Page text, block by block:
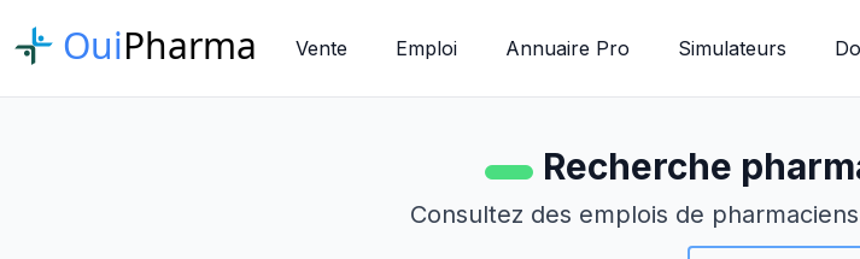
OuiPharma Vente Emploi Annuaire Pro Simulateurs
Recherche
Consultez des emplois de